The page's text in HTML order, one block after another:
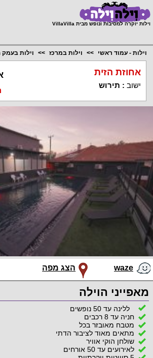
וילות יוקרה למסיבות ונופש מבית VillaVilla
וילות - עמוד ראשי וילות במרכז וילות
אחוזת הזית
ישוב : תירוש
waze הצג מפה
מאפייני הוילה
ללינה עד 50 נופשים
חניה עד 8 רכבים
מטבח מאובזר בכל
מתאים מאוד לציבור הדתי
שולחן הוקי אוויר
לאירועים עד 50 אורחים